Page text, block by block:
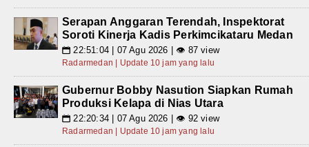
Serapan Anggaran Terendah, Inspektorat
Soroti Kinerja Kadis Perkimcikataru Medan
📅 22:51:04 | 07 Agu 2026 | 👁 87 view
Radarmedan | Update 10 jam yang lalu
Gubernur Bobby Nasution Siapkan Rumah
Produksi Kelapa di Nias Utara
📅 22:20:34 | 07 Agu 2026 | 👁 92 view
Radarmedan | Update 10 jam yang lalu